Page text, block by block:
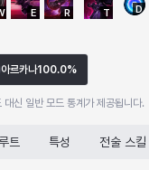
E R T D
아르카나100.0%
신 일반 모드 통계가 제공됩니다.
루트 특성 전술 스킬